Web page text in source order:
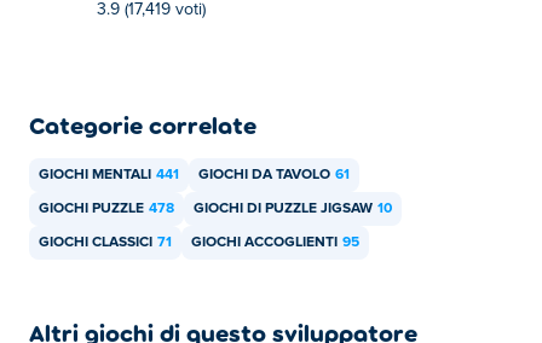
3.9 (17,419 voti)
Categorie correlate
GIOCHI MENTALI 441 GIOCHI DA TAVOLO 61
GIOCHI PUZZLE 478 GIOCHI DI PUZZLE JIGSAW 10
GIOCHI CLASSICI 71 GIOCHI ACCOGLIENTI 95
Altri giochi di questo sviluppatore